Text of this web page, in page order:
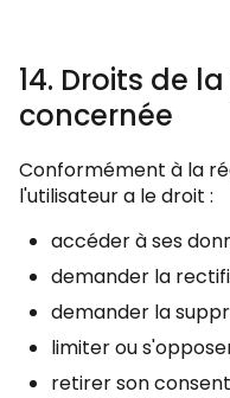
14. Droits de
concernée
Conformément à la
l'utilisateur a le droit :
accéder à ses
demander la
demander la
limiter ou
retirer son